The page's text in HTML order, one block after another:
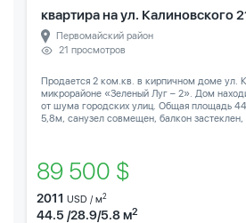
квартира на ул. Калиновского
Первомайский район
21 просмотров
Продается 2 ком.кв. в кирпичном доме ул.
микрорайоне «Зеленый Луг – 2». Дом
от шума городских улиц. Общая площадь
5,8м, санузел совмещен, балкон
89 500 $
2011 USD / м2
44.5 /28.9/5.8 м2